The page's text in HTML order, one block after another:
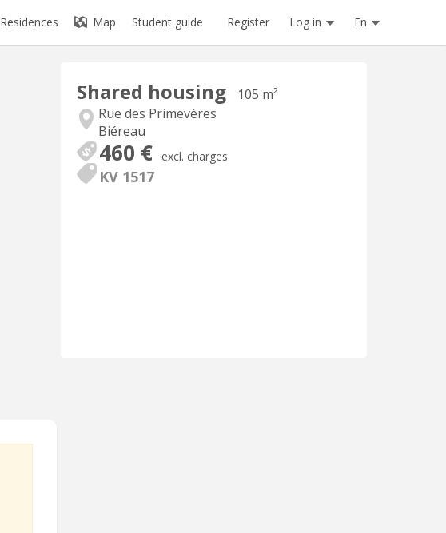
Residences Map Student guide Register Log in En
Shared housing
105 m²
Rue des Primevères
Biéreau
460 € excl. charges
KV 1517